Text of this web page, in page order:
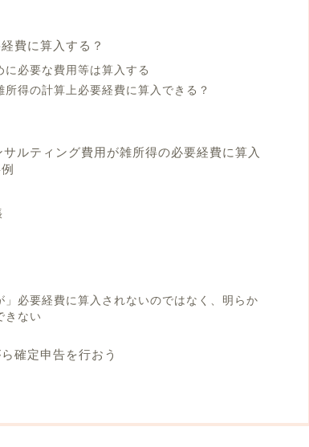
費に算入する？
必要な費用等は算入する
得の計算上必要経費に算入できる？
ルティング費用が雑所得の必要経費に算入
」必要経費に算入されないのではなく、明らか
きない
確定申告を行おう